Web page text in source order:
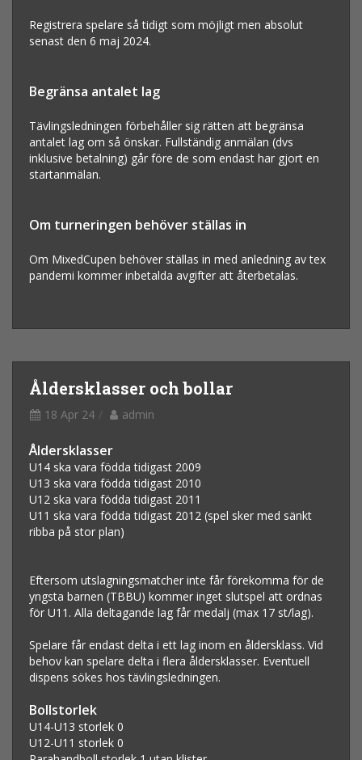
Registrera spelare så tidigt som möjligt men absolut
senast den 6 maj 2024.
Begränsa antalet lag
Tävlingsledningen förbehåller sig rätten att begränsa
antalet lag om så önskar. Fullständig anmälan (dvs
inklusive betalning) går före de som endast har gjort en
startanmälan.
Om turneringen behöver ställas in
Om MixedCupen behöver ställas in med anledning av tex
pandemi kommer inbetalda avgifter att återbetalas.
Åldersklasser och bollar
18 Apr 24 admin
Åldersklasser
U14 ska vara födda tidigast 2009
U13 ska vara födda tidigast 2010
U12 ska vara födda tidigast 2011
U11 ska vara födda tidigast 2012 (spel sker med sänkt
ribba på stor plan)
Eftersom utslagningsmatcher inte får förekomma för de
yngsta barnen (TBBU) kommer inget slutspel att ordnas
för U11. Alla deltagande lag får medalj (max 17 st/lag).
Spelare får endast delta i ett lag inom en åldersklass. Vid
behov kan spelare delta i flera åldersklasser. Eventuell
dispens sökes hos tävlingsledningen.
Bollstorlek
U14-U13 storlek 0
U12-U11 storlek 0